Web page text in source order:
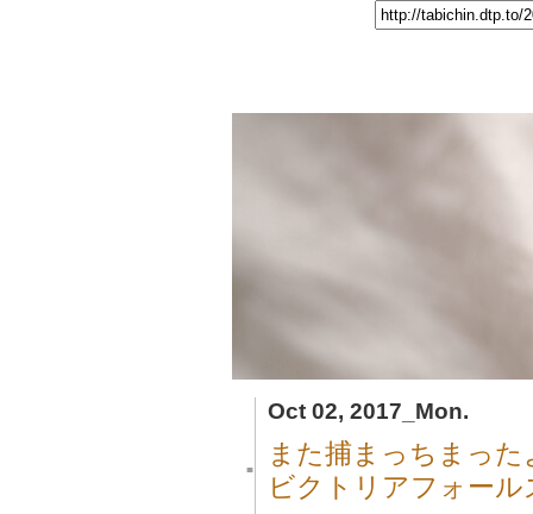
Oct 02, 2017_Mon.
■
また捕まっちまっ
ビクトリアフォー